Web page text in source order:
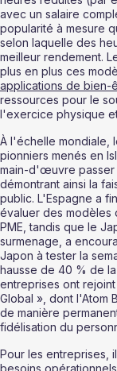
avec un salaire
popularité à mesure
selon laquelle des
meilleur rendement.
plus en plus ces
applications de bien-
ressources pour le
l'exercice physique
À l'échelle mondiale,
pionniers menés en
main-d'œuvre passer
démontrant ainsi la
public. L'Espagne a
évaluer des modèles
PME, tandis que le
surmenage, a
Japon à tester la
hausse de 40 % de
entreprises ont
Global », dont l'Atom
de manière
fidélisation du
Pour les entreprises,
besoins